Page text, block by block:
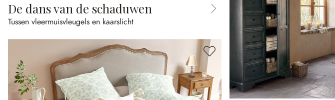
De dans van de schaduwen
Tussen vleermuisvleugels en kaarslicht